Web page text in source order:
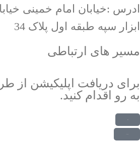
ادرس :خیابان امام خمینی
ابزار سپه طبقه اول پلاک 34
مسیر های ارتباطی
برای دریافت اپلیکیشن از
به رو اقدام کنید.